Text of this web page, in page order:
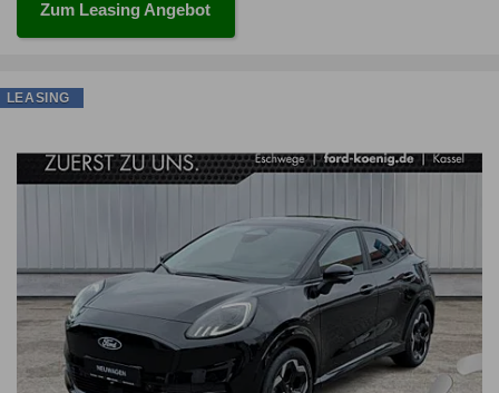
Zum Leasing Angebot
LEASING